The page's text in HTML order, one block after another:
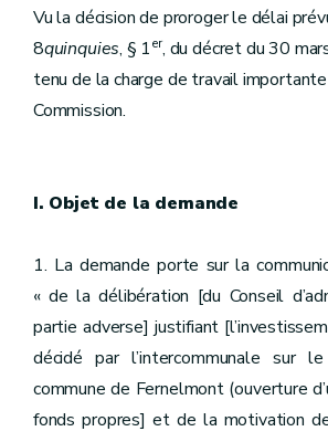
Vu la décision de proroger le délai
8quinquies, § 1er, du décret du 30
tenu de la charge de travail
Commission.
I. Objet de la demande
1. La demande porte sur la
« de la délibération [du Conseil
partie adverse] justifiant
décidé par l’intercommunale sur
commune de Fernelmont (ouverture
fonds propres] et de la motivation